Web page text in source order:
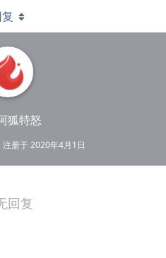
狐特怒
注册于2020年4月1日
回复